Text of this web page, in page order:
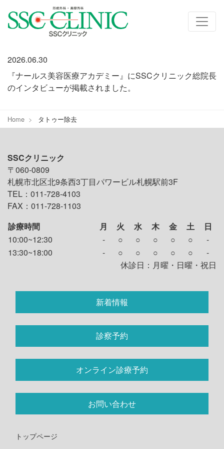
タトゥー除去
2026.06.30
『ナールス美容医療アカデミー』にSSCクリニック総院長
のインタビューが掲載されました。
Home タトゥー除去
SSCクリニック
〒060-0809
札幌市北区北9条西3丁目パワービル札幌駅前3F
TEL：011-728-4103
FAX：011-728-1103
診療時間
月 火 水 木 金 土
日
10:00~12:30
- ○ ○ ○ ○ ○
-
13:30~18:00
- ○ ○ ○ ○ ○
-
休診日：月曜・日曜・祝日
新着情報
診察予約
オンライン診療予約
お問い合わせ
トップページ